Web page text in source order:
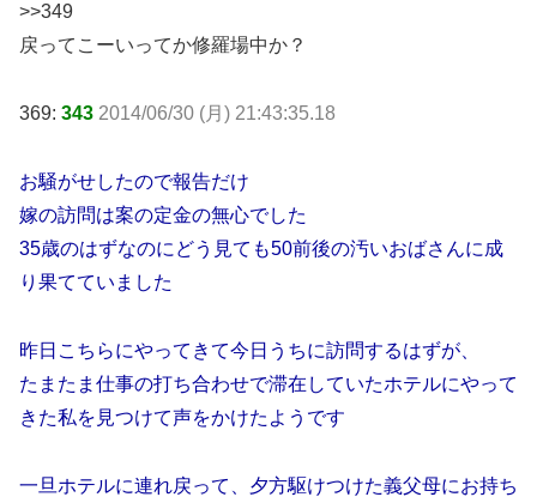
>>349
戻ってこーいってか修羅場中か？
369: 343 2014/06/30 (月) 21:43:35.18
お騒がせしたので報告だけ
嫁の訪問は案の定金の無心でした
35歳のはずなのにどう見ても50前後の汚いおばさんに成
り果てていました
昨日こちらにやってきて今日うちに訪問するはずが、
たまたま仕事の打ち合わせで滞在していたホテルにやって
きた私を見つけて声をかけたようです
一旦ホテルに連れ戻って、夕方駆けつけた義父母にお持ち